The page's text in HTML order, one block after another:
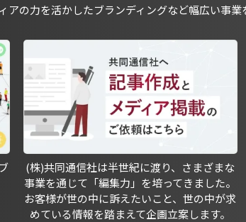
アの力を活かしたブランディングなど幅広い事業
(株)共同通信社は半世紀に渡り、さまざまな
事業を通じて「編集力」を培ってきました。
お客様が世の中に訴えたいこと、世の中が求
めている情報を踏まえて企画立案します。